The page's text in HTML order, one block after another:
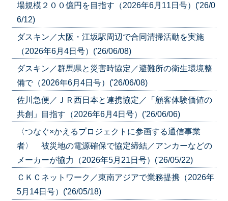
場規模２００億円を目指す（2026年6月11日号）('26/0
6/12)
ダスキン／大阪・江坂駅周辺で合同清掃活動を実施
（2026年6月4日号）('26/06/08)
ダスキン／群馬県と災害時協定／避難所の衛生環境整
備で（2026年6月4日号）('26/06/08)
佐川急便／ＪＲ西日本と連携協定／「顧客体験価値の
共創」目指す（2026年6月4日号）('26/06/06)
〈つなぐ×かえるプロジェクトに参画する通信事業
者〉 被災地の電源確保で協定締結／アンカーなどの
メーカーが協力（2026年5月21日号）('26/05/22)
ＣＫＣネットワーク／東南アジアで業務提携（2026年
5月14日号）('26/05/18)